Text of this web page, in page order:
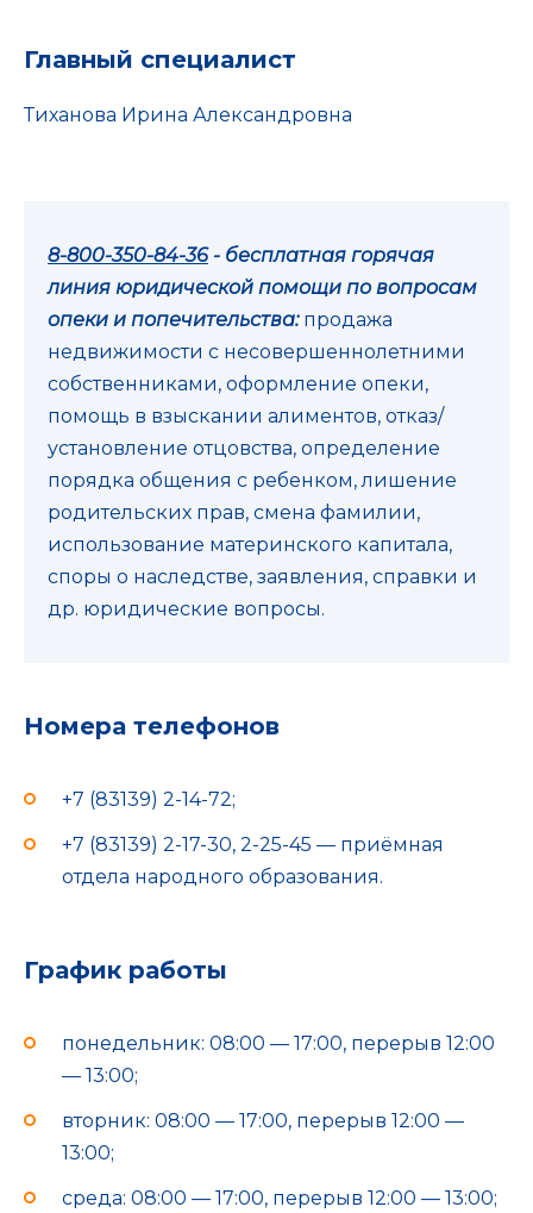
Главный специалист
Тиханова Ирина Александровна
8-800-350-84-36- бесплатная горячая
линия юридической помощи по вопросам
опеки и попечительства: продажа
недвижимости с несовершеннолетними
собственниками, оформление опеки,
помощь в взыскании алиментов, отказ/
установление отцовства, определение
порядка общения с ребенком, лишение
родительских прав, смена фамилии,
использование материнского капитала,
споры о наследстве, заявления, справки и
др. юридические вопросы.
Номера телефонов
+7 (83139) 2-14-72;
+7 (83139) 2-17-30, 2-25-45 — приёмная
отдела народного образования.
График работы
понедельник: 08:00 — 17:00, перерыв 12:00
— 13:00;
вторник: 08:00 — 17:00, перерыв 12:00 —
13:00;
среда: 08:00 — 17:00, перерыв 12:00 — 13:00;